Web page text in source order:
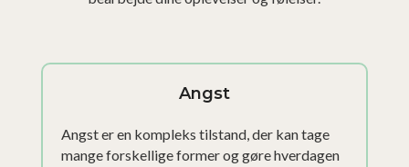
Angst
Angst er en kompleks tilstand, der kan tage
mange forskellige former og gøre hverdagen